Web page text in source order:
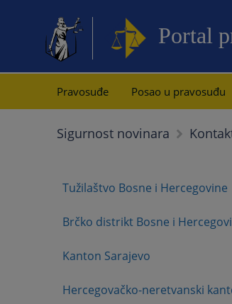
Portal
Pravosuđe Posao u pravosuđu
Sigurnost novinara
Tužilaštvo Bosne i Hercegovine
Brčko distrikt Bosne i
Kanton Sarajevo
Hercegovačko-neretvanski